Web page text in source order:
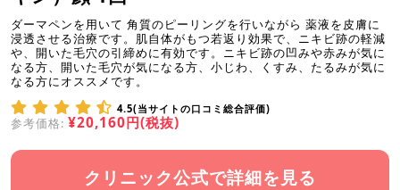
ダーマペンを用いて 角質のピーリングを行いながら 薬液を皮膚に
浸透させる治療です。肌自体がもつ若返り効果で、ニキビ跡の軽減
や、開いた毛穴の引締めに有効です。ニキビ跡の凹みや赤みが気に
なる方、開いた毛穴が気になる方、小じわ、くすみ、たるみが気に
なる方にオススメです。
4.5(当サイトの口コミ総合評価)
参考価格: ¥20,160円(税抜)
クリニック公式で詳細を見る